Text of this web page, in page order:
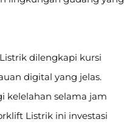
dilengkapi kursi
digital yang jelas.
kelelahan selama jam
Listrik ini investasi